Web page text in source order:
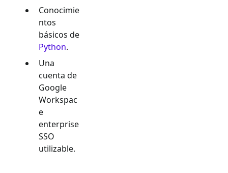
Conocimie
ntos
básicos de
Python.
Una
cuenta de
Google
Workspac
e
enterprise
SSO
utilizable.